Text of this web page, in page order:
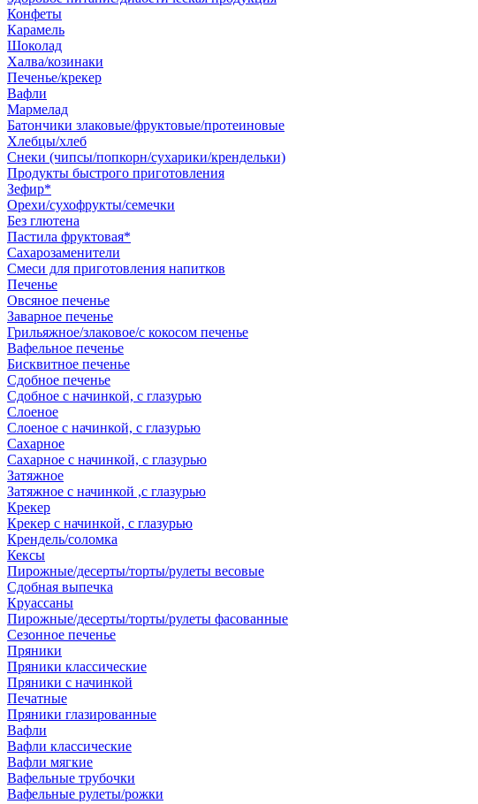
Конфеты
Карамель
Шоколад
Халва/козинаки
Печенье/крекер
Вафли
Мармелад
Батончики злаковые/фруктовые/протеиновые
Хлебцы/хлеб
Снеки (чипсы/попкорн/сухарики/крендельки)
Продукты быстрого приготовления
Зефир*
Орехи/сухофрукты/семечки
Без глютена
Пастила фруктовая*
Сахарозаменители
Смеси для приготовления напитков
Печенье
Овсяное печенье
Заварное печенье
Грильяжное/злаковое/с кокосом печенье
Вафельное печенье
Бисквитное печенье
Сдобное печенье
Сдобное с начинкой, с глазурью
Слоеное
Слоеное с начинкой, с глазурью
Сахарное
Сахарное с начинкой, с глазурью
Затяжное
Затяжное с начинкой ,с глазурью
Крекер
Крекер с начинкой, с глазурью
Крендель/соломка
Кексы
Пирожные/десерты/торты/рулеты весовые
Сдобная выпечка
Круассаны
Пирожные/десерты/торты/рулеты фасованные
Сезонное печенье
Пряники
Пряники классические
Пряники с начинкой
Печатные
Пряники глазированные
Вафли
Вафли классические
Вафли мягкие
Вафельные трубочки
Вафельные рулеты/рожки